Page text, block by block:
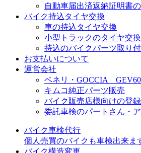
自動車届出済返納証明書
バイク持込タイヤ交換
車の持込タイヤ交換
小型トラックのタイヤ交換
持込のバイクパーツ取り
お支払いについて
運営会社
ベネリ・GOCCIA
キムコ純正パーツ販売
バイク販売店様向けの登
委託車検のパートさん・
バイク車検代行
個人売買のバイクも車検出来ま
バイク構造変更